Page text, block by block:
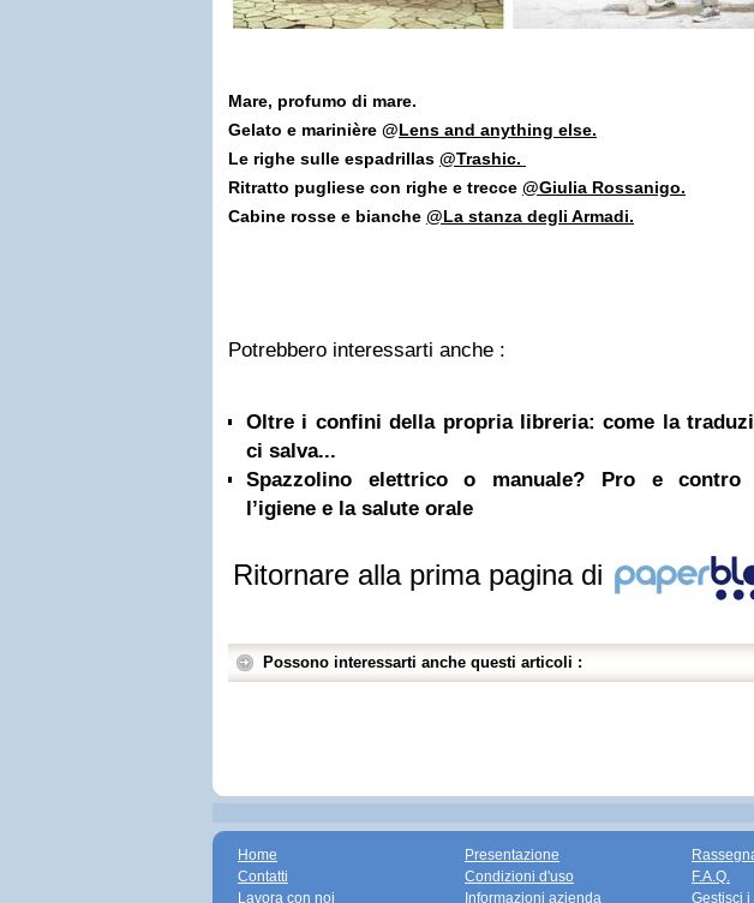
Mare, profumo di mare.
Gelato e marinière @Lens and anything else.
Le righe sulle espadrillas @Trashic.
Ritratto pugliese con righe e trecce @Giulia Rossanigo.
Cabine rosse e bianche @La stanza degli Armadi.
Potrebbero interessarti anche :
Oltre i confini della propria libreria: come la
ci salva...
Spazzolino elettrico o manuale? Pro e contro
l’igiene e la salute orale
Ritornare alla prima pagina di
Possono interessarti anche questi articoli :
Home
Contatti
Lavora con noi
Presentazione
Condizioni d'uso
Informazioni azienda
F.A.Q.
Gestisci i